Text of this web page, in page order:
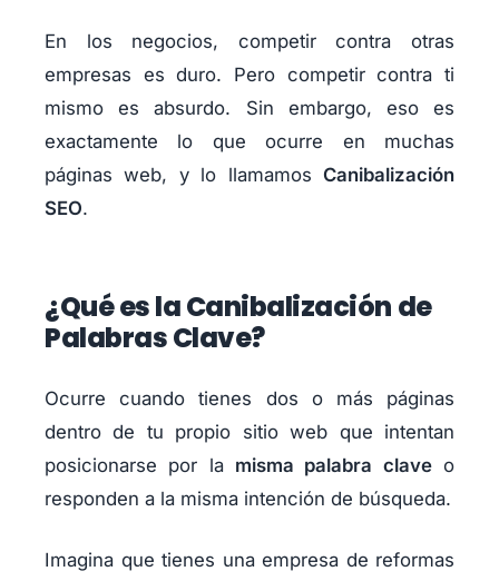
En los negocios, competir contra otras
empresas es duro. Pero competir contra ti
mismo es absurdo. Sin embargo, eso es
exactamente lo que ocurre en muchas
páginas web, y lo llamamos Canibalización
SEO.
¿Qué es la Canibalización de
Palabras Clave?
Ocurre cuando tienes dos o más páginas
dentro de tu propio sitio web que intentan
posicionarse por la misma palabra claveo
responden a la misma intención de búsqueda.
Imagina que tienes una empresa de reformas